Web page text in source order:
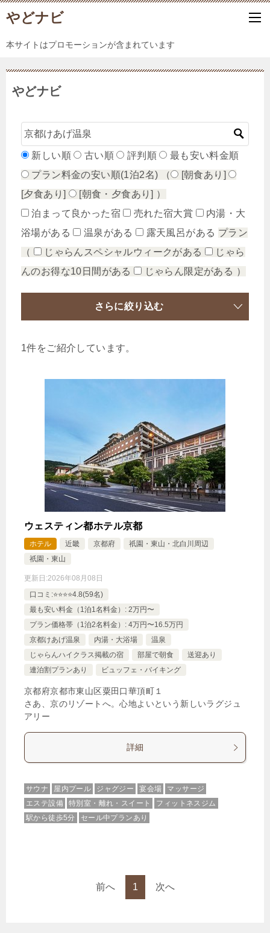
やどナビ
本サイトはプロモーションが含まれています
やどナビ
新しい順 古い順 評判順
最も安い料金順
プラン料金の安い順(1泊2名)
（
[朝食あり]
[夕食あり]
[朝食・夕食あり] ）
泊まって良かった宿
売れた宿大賞
内湯・大
浴場がある
温泉がある 露天風呂がある プラン
（
じゃらんスペシャルウィークがある
じゃら
んのお得な10日間がある
じゃらん限定がある ）
さらに絞り込む
1件をご紹介しています。
ウェスティン都ホテル京都
ホテル 近畿 京都府
祇園・東山・北白川周辺
祇園・東山
更新日:2026年08月08日
口コミ:⭐️⭐️⭐️⭐️4.8(59名)
最も安い料金（1泊1名料金）: 2万円〜
プラン価格帯（1泊2名料金）: 4万円〜16.5万円
京都けあげ温泉
内湯・大浴場
温泉
じゃらんハイクラス掲載の宿
部屋で朝食
送迎あり
連泊割プランあり
ビュッフェ・バイキング
京都府京都市東山区粟田口華頂町１
さあ、京のリゾートへ。心地よいという新しいラグジュ
アリー
詳細
サウナ 屋内プール ジャグジー 宴会場
マッサージ
エステ設備
特別室・離れ・スイート
フィットネスジム
駅から徒歩5分
セール中プランあり
前へ 1 次へ